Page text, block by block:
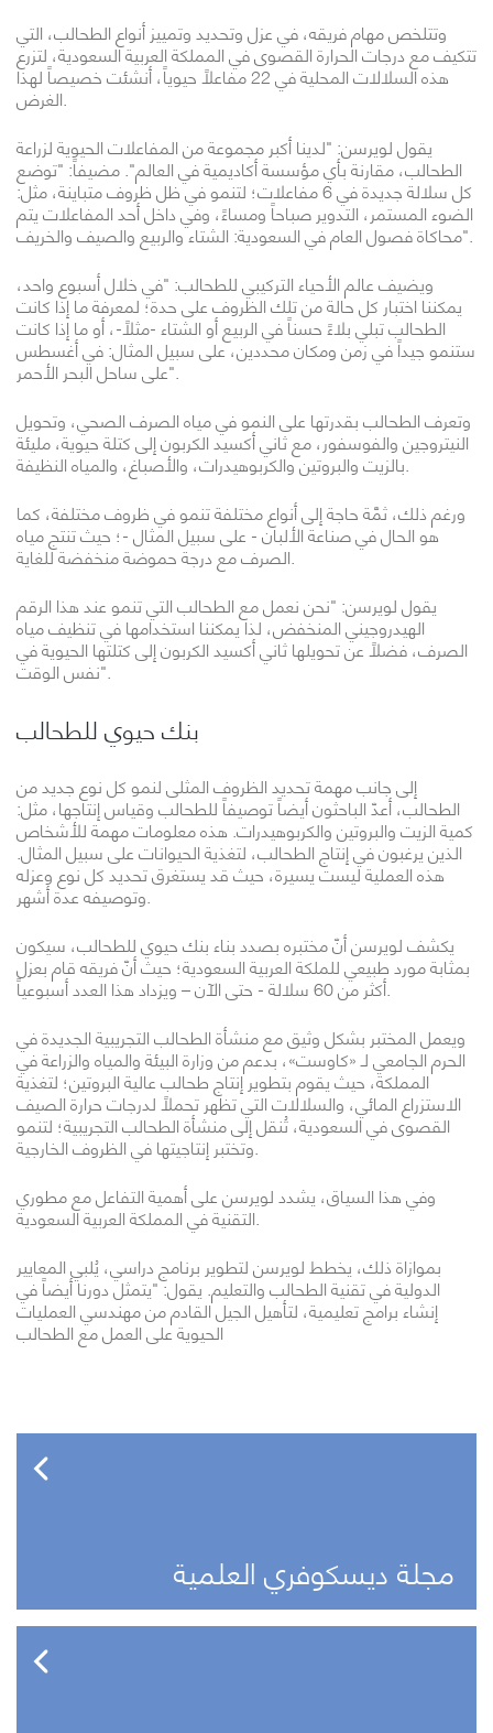
وتتلخص مهام فريقه، في عزل وتحديد وتمييز أنواع الطحالب، التي
تتكيف مع درجات الحرارة القصوى في المملكة العربية السعودية، لتزرع
هذه السلالات المحلية في 22 مفاعلاً حيوياً، أنشئت خصيصاً لهذا
الغرض.
يقول لويرسن: "لدينا أكبر مجموعة من المفاعلات الحيوية لزراعة
الطحالب، مقارنة بأي مؤسسة أكاديمية في العالم". مضيفاً: "توضع
كل سلالة جديدة في 6 مفاعلات؛ لتنمو في ظل ظروف متباينة، مثل:
الضوء المستمر، التدوير صباحاً ومساءً، وفي داخل أحد المفاعلات يتم
محاكاة فصول العام في السعودية: الشتاء والربيع والصيف والخريف".
ويضيف عالم الأحياء التركيبي للطحالب: "في خلال أسبوع واحد،
يمكننا اختبار كل حالة من تلك الظروف على حدة؛ لمعرفة ما إذا كانت
الطحالب تبلي بلاءً حسناً في الربيع أو الشتاء -مثلاً-، أو ما إذا كانت
ستنمو جيداً في زمن ومكان محددين، على سبيل المثال: في أغسطس
على ساحل البحر الأحمر".
وتعرف الطحالب بقدرتها على النمو في مياه الصرف الصحي، وتحويل
النيتروجين والفوسفور، مع ثاني أكسيد الكربون إلى كتلة حيوية، مليئة
بالزيت والبروتين والكربوهيدرات، والأصباغ، والمياه النظيفة.
ورغم ذلك، ثمَّة حاجة إلى أنواع مختلفة تنمو في ظروف مختلفة، كما
هو الحال في صناعة الألبان - على سبيل المثال -؛ حيث تنتج مياه
الصرف مع درجة حموضة منخفضة للغاية.
يقول لويرسن: "نحن نعمل مع الطحالب التي تنمو عند هذا الرقم
الهيدروجيني المنخفض، لذا يمكننا استخدامها في تنظيف مياه
الصرف، فضلاً عن تحويلها ثاني أكسيد الكربون إلى كتلتها الحيوية في
نفس الوقت".
بنك حيوي للطحالب
إلى جانب مهمة تحديد الظروف المثلى لنمو كل نوع جديد من
الطحالب، أعدّ الباحثون أيضاً توصيفاً للطحالب وقياس إنتاجها، مثل:
كمية الزيت والبروتين والكربوهيدرات. هذه معلومات مهمة للأشخاص
الذين يرغبون في إنتاج الطحالب، لتغذية الحيوانات على سبيل المثال.
هذه العملية ليست يسيرة، حيث قد يستغرق تحديد كل نوع وعزله
وتوصيفه عدة أشهر.
يكشف لويرسن أنّ مختبره بصدد بناء بنك حيوي للطحالب، سيكون
بمثابة مورد طبيعي للملكة العربية السعودية؛ حيث أنّ فريقه قام بعزل
أكثر من 60 سلالة - حتى الآن – ويزداد هذا العدد أسبوعياً.
ويعمل المختبر بشكل وثيق مع منشأة الطحالب التجريبية الجديدة في
الحرم الجامعي لـ «كاوست»، بدعم من وزارة البيئة والمياه والزراعة في
المملكة، حيث يقوم بتطوير إنتاج طحالب عالية البروتين؛ لتغذية
الاستزراع المائي، والسلالات التي تظهر تحملاً لدرجات حرارة الصيف
القصوى في السعودية، تُنقل إلى منشأة الطحالب التجريبية؛ لتنمو
وتختبر إنتاجيتها في الظروف الخارجية.
وفي هذا السياق، يشدد لويرسن على أهمية التفاعل مع مطوري
التقنية في المملكة العربية السعودية.
بموازاة ذلك، يخطط لويرسن لتطوير برنامج دراسي، يُلبي المعايير
الدولية في تقنية الطحالب والتعليم. يقول: "يتمثل دورنا أيضاً في
إنشاء برامج تعليمية، لتأهيل الجيل القادم من مهندسي العمليات
الحيوية على العمل مع الطحالب
مجلة ديسكوفري العلمية